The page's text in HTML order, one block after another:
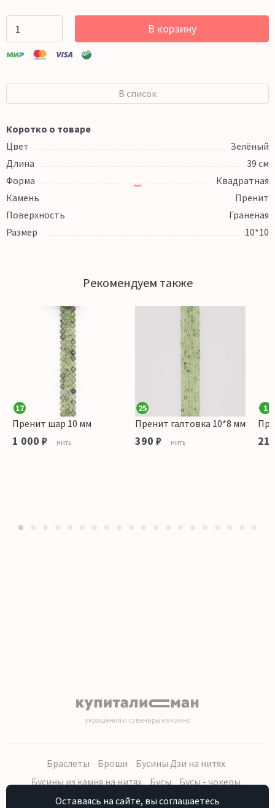
В корзину
В список
Коротко о товаре
Цвет
Зелёный
Длина
39 см
Форма
Квадратная
Камень
Пренит
Поверхность
Граненая
Размер
10*10
Рекомендуем также
17
Пренит шар 10 мм
1 000 ₽ нить
25
Пренит галтовка 10*8 мм
390 ₽ нить
1
украшения и сувениры из камня
Браслеты Броши
Бусины Дзи на нитях
Бусины из камня на нитях
Бусы
Бусы - чокеры
Кольца, серьги
Кулоны Наборы (бусы, браслет, серьги)
Оставаясь на сайте, вы соглашаетесь